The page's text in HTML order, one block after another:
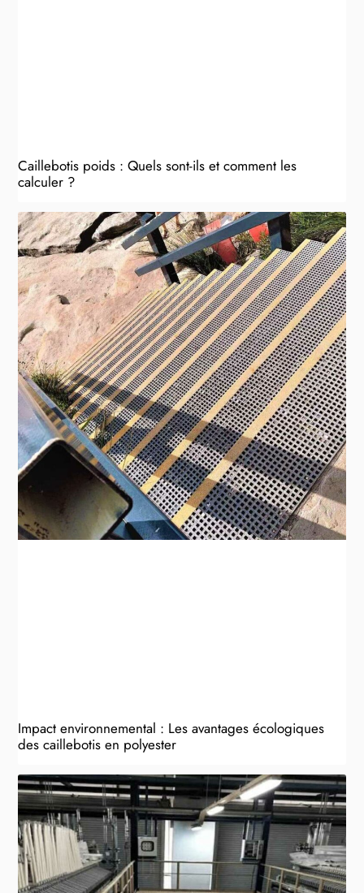
Caillebotis poids : Quels sont-ils et comment les
calculer ?
Impact environnemental : Les avantages écologiques
des caillebotis en polyester